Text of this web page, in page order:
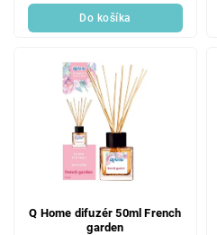
Do košíka
Q Home difuzér 50ml French
garden